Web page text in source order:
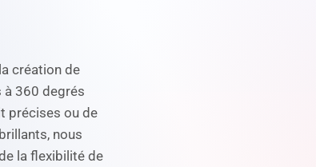
création de
à 360 degrés
précises ou de
nous
la flexibilité de